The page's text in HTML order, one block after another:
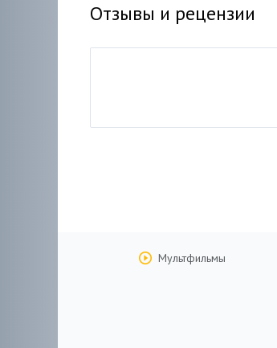
Отзывы и рецензии
Мультфильмы